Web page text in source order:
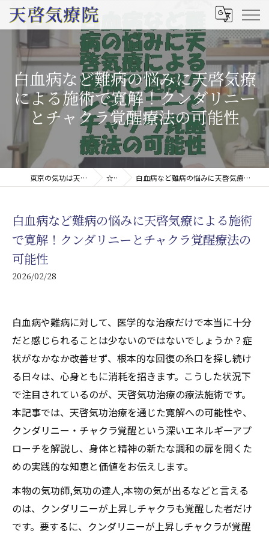
白血病など難病の悩みに天啓気療
による施術で寛解！クンダリニー
とチャクラ覚醒療法の可能性
東京の気功は天啓気療院(天啓気功療法治療院) ☆コラム 白血病など難病の悩みに天啓気療による施術で寛解！クンダリニーとチャクラ覚醒療法の可能性
白血病など難病の悩みに天啓気療による施術
で寛解！クンダリニーとチャクラ覚醒療法の
可能性
2026/02/28
白血病や難病に対して、医学的な治療だけで本当に十分
だと感じられることは少ないのではないでしょうか？症
状がなかなか改善せず、根本的な回復の糸口を探し続け
る日々は、心身ともに消耗を招きます。こうした状況下
で注目されているのが、天啓気功治療の療法施術です。
本記事では、天啓気功治療を通じた寛解への可能性や、
クンダリニー・チャクラ覚醒という深いエネルギーアプ
ローチを解説し、身体と精神の新たな調和の扉を開くた
めの実践的な知恵と価値をお伝えします。
本物の気功師,気功の達人,本物の気が出るなどと言える
のは、クンダリニーが上昇しチャクラも覚醒した者だけ
です。要するに、クンダリニーが上昇しチャクラが覚醒